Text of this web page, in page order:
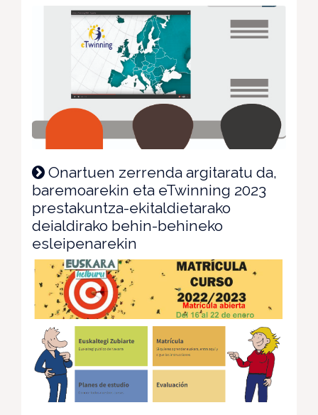
Onartuen zerrenda argitaratu da,
baremoarekin eta eTwinning 2023
prestakuntza-ekitaldietarako
deialdirako behin-behineko
esleipenarekin